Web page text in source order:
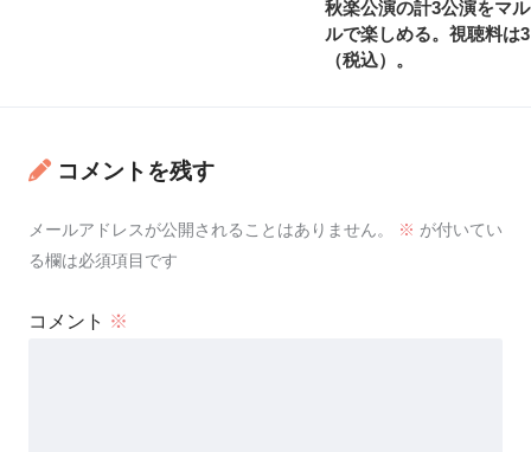
秋楽公演の計3公演をマ
ルで楽しめる。視聴料は
（税込）。
コメントを残す
メールアドレスが公開されることはありません。 ※ が付いてい
る欄は必須項目です
コメント ※